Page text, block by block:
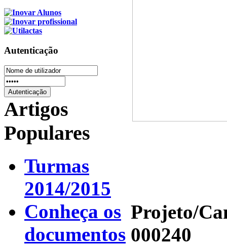
Projeto/
000240
Autenticação
Artigos
Populares
Turmas
2014/2015
Conheça os
documentos